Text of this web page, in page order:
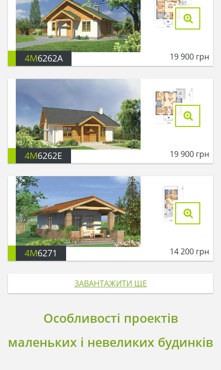
4M6262A 19 900 грн
4M6262E 19 900 грн
4M6271 14 200 грн
ЗАВАНТАЖИТИ ЩЕ
Особливості проектів
маленьких і невеликих будинків